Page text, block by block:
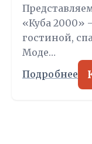
«Куба 2000»
гостиной,
Моде…
Подробнее